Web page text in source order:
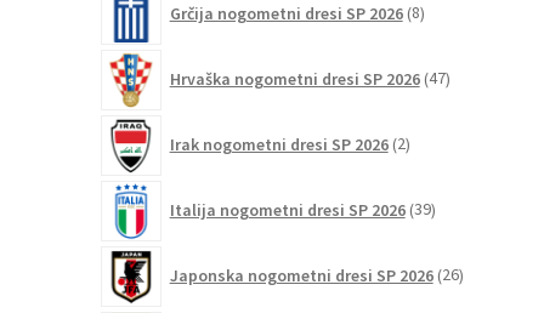
Grčija nogometni dresi SP 2026 8izdelkov
Hrvaška nogometni dresi SP 2026 47izdelkov
Irak nogometni dresi SP 2026 2izdelka
Italija nogometni dresi SP 2026 39izdelkov
Japonska nogometni dresi SP 2026 26izdelkov